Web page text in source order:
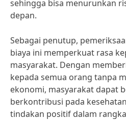
sehingga bisa menurunkan
depan.
Sebagai penutup,
biaya ini memperkuat rasa
masyarakat. Dengan
kepada semua orang tanpa
ekonomi, masyarakat dapat
berkontribusi pada
tindakan positif dalam